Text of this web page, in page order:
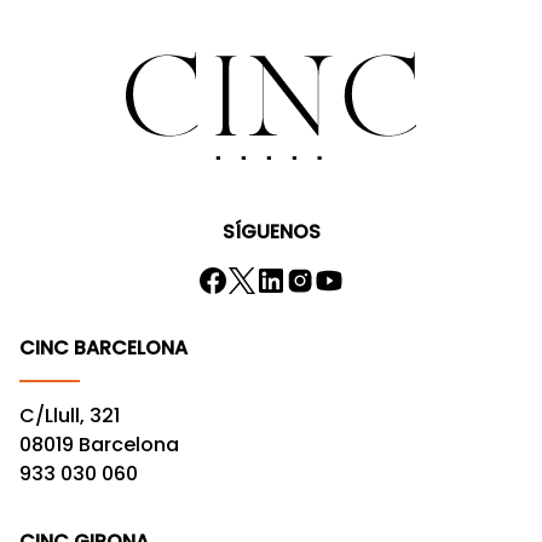
SÍGUENOS
CINC BARCELONA
C/Llull, 321
08019 Barcelona
933 030 060